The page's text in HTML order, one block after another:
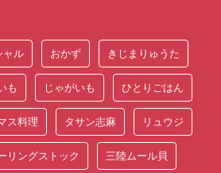
ャル おかず きじまりゅうた
も じゃがいも ひとりごはん
ス料理 タサン志麻 リュウジ
リングストック 三陸ムール貝